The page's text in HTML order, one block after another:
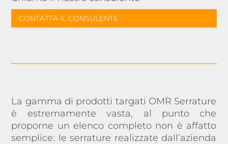
CONTATTA IL CONSULENTE
La gamma di prodotti targati OMR Serrature
è estremamente vasta, al punto che
proporne un elenco completo non è affatto
semplice: le serrature realizzate dall’azienda